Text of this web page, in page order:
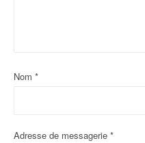
Nom *
Adresse de messagerie *